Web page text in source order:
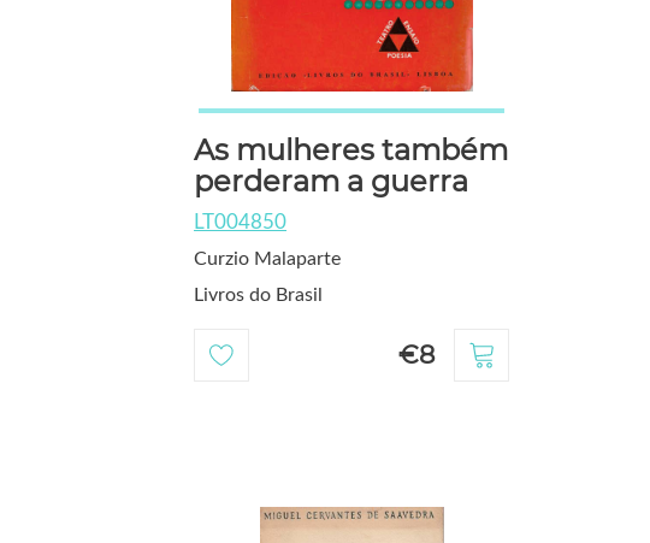
As mulheres também
perderam a guerra
LT004850
Curzio Malaparte
Livros do Brasil
€8